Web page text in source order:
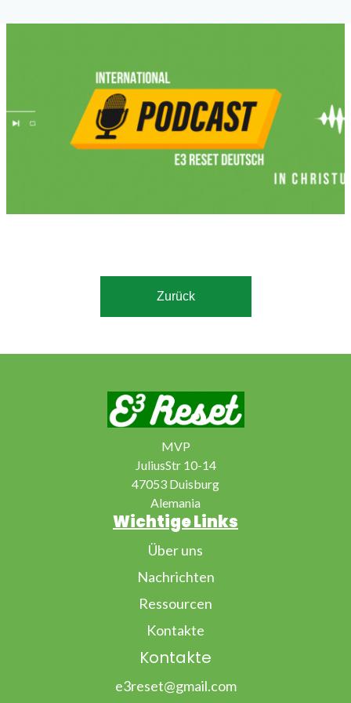
Zurück
MVP
JuliusStr 10-14
47053 Duisburg
Alemania
Wichtige Links
Über uns
Nachrichten
Ressourcen
Kontakte
Kontakte
e3reset@gmail.com